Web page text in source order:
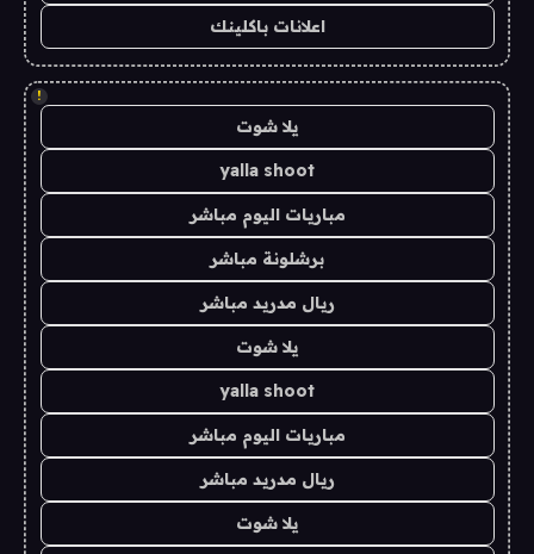
اعلانات باكلينك
!
يلا شوت
yalla shoot
مباريات اليوم مباشر
برشلونة مباشر
ريال مدريد مباشر
يلا شوت
yalla shoot
مباريات اليوم مباشر
ريال مدريد مباشر
يلا شوت